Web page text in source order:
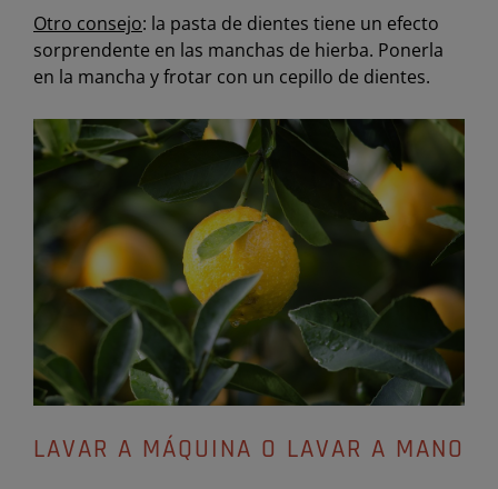
Otro consejo: la pasta de dientes tiene un efecto
sorprendente en las manchas de hierba. Ponerla
en la mancha y frotar con un cepillo de dientes.
LAVAR A MÁQUINA O LAVAR A MANO